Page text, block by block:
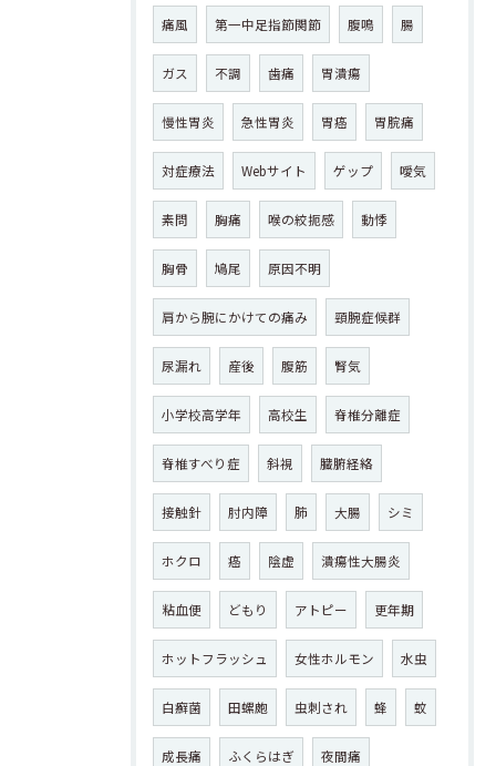
痛風 第一中足指節関節 腹鳴 腸
ガス 不調 歯痛 胃潰瘍
慢性胃炎 急性胃炎 胃癌 胃脘痛
対症療法 Webサイト ゲップ 噯気
素問 胸痛 喉の絞扼感 動悸
胸骨 鳩尾 原因不明
肩から腕にかけての痛み 頸腕症候群
尿漏れ 産後 腹筋 腎気
小学校高学年 高校生 脊椎分離症
脊椎すべり症 斜視 臓腑経絡
接触針 肘内障 肺 大腸 シミ
ホクロ 癌 陰虚 潰瘍性大腸炎
粘血便 どもり アトピー 更年期
ホットフラッシュ 女性ホルモン 水虫
白癬菌 田螺皰 虫刺され 蜂 蚊
成長痛 ふくらはぎ 夜間痛